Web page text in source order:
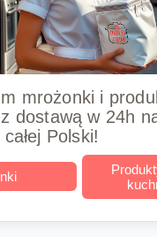
mrożonki i
dostawą w 24h
Polski!